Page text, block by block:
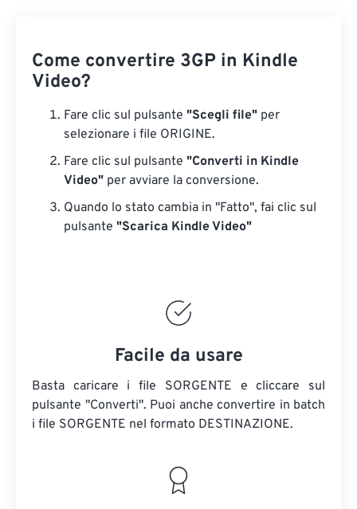
Come convertire 3GP in Kindle
Video?
Fare clic sul pulsante "Scegli file" per
selezionare i file ORIGINE.
Fare clic sul pulsante "Converti in Kindle
Video" per avviare la conversione.
Quando lo stato cambia in "Fatto", fai clic sul
pulsante "Scarica Kindle Video"
Facile da usare
Basta caricare i file SORGENTE e cliccare sul
pulsante "Converti". Puoi anche convertire in batch
i file SORGENTE nel formato DESTINAZIONE.